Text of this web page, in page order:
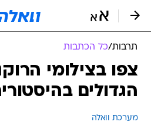
תרבות/כל הכתבות
צפו בצילומי
הגדולים
מערכת וואלה